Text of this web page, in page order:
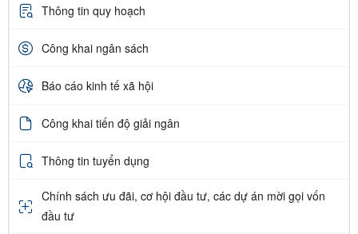
Thông tin quy hoạch
Công khai ngân sách
Báo cáo kinh tế xã hội
Công khai tiến độ giải ngân
Thông tin tuyển dụng
Chính sách ưu đãi, cơ hội đầu tư, các dự án mời gọi vốn
đầu tư